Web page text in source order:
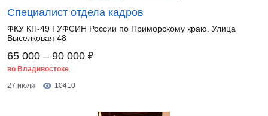
Специалист отдела кадров
ФКУ КП-49 ГУФСИН России по Приморскому краю. Улица
Выселковая 48
65 000 – 90 000 ₽
во Владивостоке
27 июля
10410